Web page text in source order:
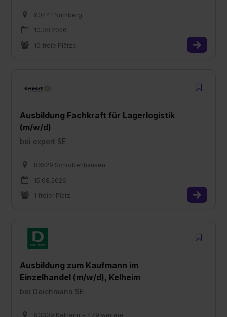
90441 Nürnberg
10.08.2026
10 freie Plätze
Ausbildung Fachkraft für Lagerlogistik
(m/w/d)
bei expert SE
86529 Schrobenhausen
15.08.2026
1 freier Platz
Ausbildung zum Kaufmann im
Einzelhandel (m/w/d), Kelheim
bei Deichmann SE
93309 Kelheim + 479 weitere